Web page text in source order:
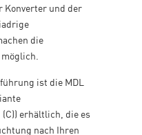
Konverter und der
die
ist die MDL
erhältlich, die es
nach Ihren